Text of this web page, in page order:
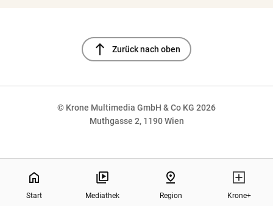
north Zurück nach oben
© Krone Multimedia GmbH & Co KG 2026
Muthgasse 2, 1190 Wien
home
Start Mediathek
pin_drop
Region Krone+
NaN%